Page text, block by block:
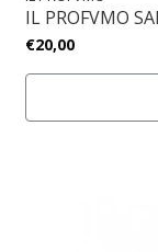
IL PROFVMO
€20,00